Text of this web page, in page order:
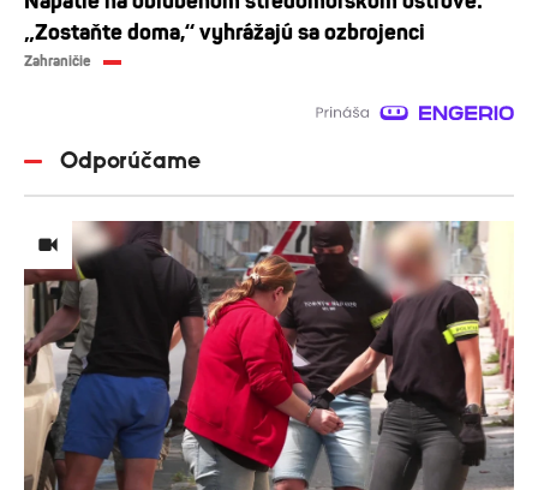
„Zostaňte doma,“ vyhrážajú sa ozbrojenci
Zahraničie
Odporúčame